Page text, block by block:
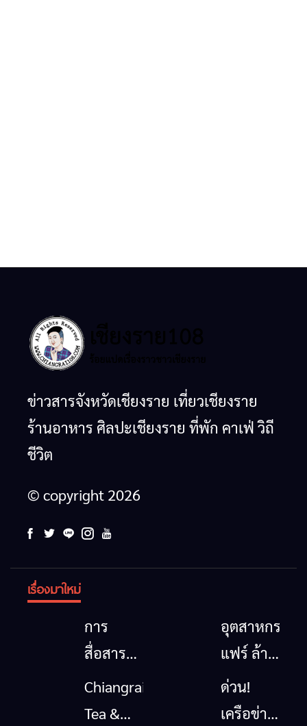
ข่าวสารจังหวัดเชียงราย เที่ยวเชียงราย
ร้านอาหาร ศิลปะเชียงราย ที่พัก คาเฟ่ วิถี
ชีวิต
© copyright 2026
เรื่องมาใหม่
การ
สื่อสาร
โทรคมนาคม
กรณีภัย
อุตสาหกรรม
แฟร์ ล้าน
นาตะวัน
ออก
Chiangrai
Tea &
ด่วน!
เครือข่าย